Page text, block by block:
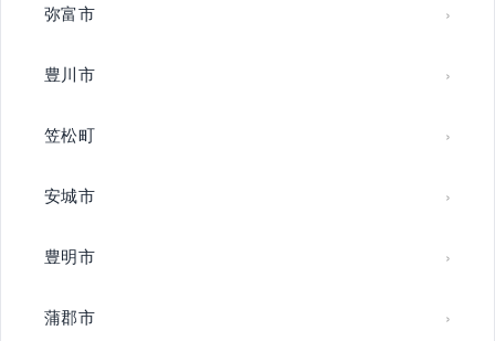
弥富市
豊川市
笠松町
安城市
豊明市
蒲郡市